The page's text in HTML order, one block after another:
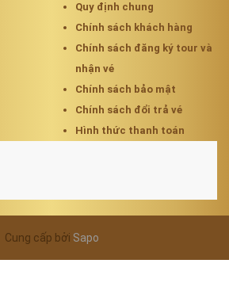
Quy định chung
Chính sách khách hàng
Chính sách đăng ký tour và
nhận vé
Chính sách bảo mật
Chính sách đổi trả vé
Hình thức thanh toán
Cung cấp bởi Sapo